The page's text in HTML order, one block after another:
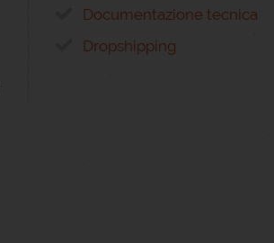
Documentazione tecnica
Dropshipping